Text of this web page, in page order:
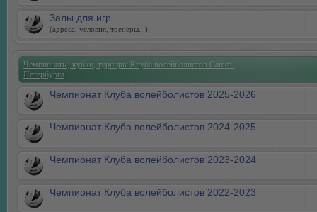
Залы для игр
(адреса, условия, тренеры...)
Чемпионаты, кубки, турниры Клуба волейболистов Санкт-
Петербурга
Чемпионат Клуба волейболистов 2025-2026
Чемпионат Клуба волейболистов 2024-2025
Чемпионат Клуба волейболистов 2023-2024
Чемпионат Клуба волейболистов 2022-2023